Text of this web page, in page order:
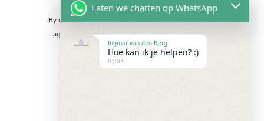
By clicking the «INFORMATIE AANVRAGEN» button you
agree to the Gebruiksvoorwaarden and Privacybeleid
INFORMATIE AANVRAGEN
Laten we chatten op WhatsApp
Ingmar van den Berg
Hoe kan ik je helpen? :)
03:03